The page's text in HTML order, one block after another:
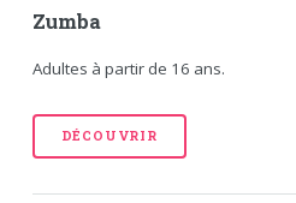
Zumba
Adultes à partir de 16 ans.
DÉCOUVRIR